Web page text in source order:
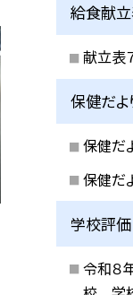
給食献
献立表
保健だよ
保健だ
保健だ
学校評価
令和８